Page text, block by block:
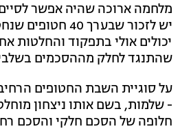
מלחמה ארוכה שהיה אפשר
יש לזכור
יכולים אולי בתפקוד והחלטות
שהתנגד לחלק מההסכמים
על סוגיית השבת החטופים
- שלמות, בשם אותו ניצחון
חלופה של הסכם חלקי והסכם